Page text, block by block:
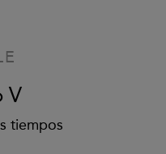
V
tiempos